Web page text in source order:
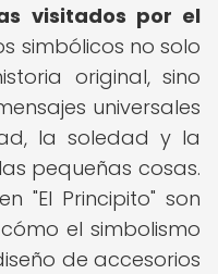
visitados por el
simbólicos no solo
original, sino
universales
la soledad y la
pequeñas cosas.
"El Principito" son
el simbolismo
de accesorios